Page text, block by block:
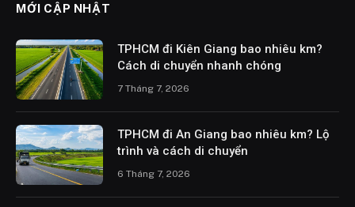
MỚI CẬP NHẬT
TPHCM đi Kiên Giang bao nhiêu km?
Cách di chuyển nhanh chóng
7 Tháng 7, 2026
TPHCM đi An Giang bao nhiêu km? Lộ
trình và cách di chuyển
6 Tháng 7, 2026